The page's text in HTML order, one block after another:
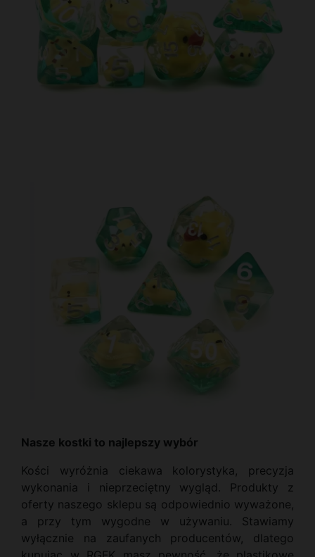
Nasze kostki to najlepszy wybór
Kości wyróżnia ciekawa kolorystyka, precyzja
wykonania i nieprzeciętny wygląd. Produkty z
oferty naszego sklepu są odpowiednio wyważone,
a przy tym wygodne w używaniu. Stawiamy
wyłącznie na zaufanych producentów, dlatego